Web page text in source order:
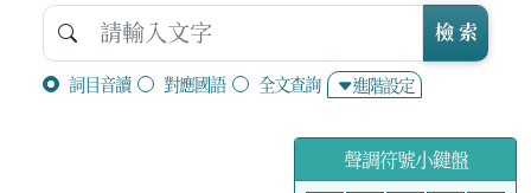
詞目音讀 對應國語 全文查詢 進階設定
檢 索
聲調符號小鍵盤